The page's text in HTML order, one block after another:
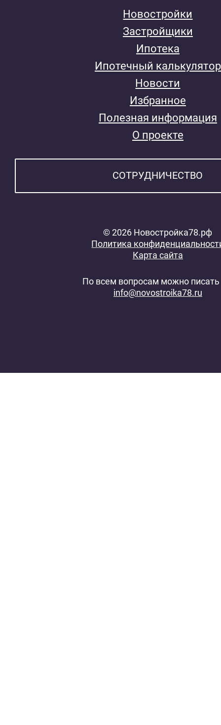
Новостройки
Застройщики
Ипотека
Ипотечный калькулятор
Новости
Избранное
Полезная информация
О проекте
СОТРУДНИЧЕСТВО
© 2026 Новостройка78.рф
Политика
Карта сайта
По всем вопросам можно писать
info@novostroika78.ru